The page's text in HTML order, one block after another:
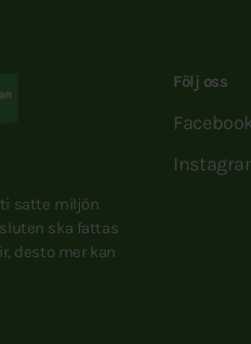
satte miljön
ska fattas
desto mer kan
Följ oss